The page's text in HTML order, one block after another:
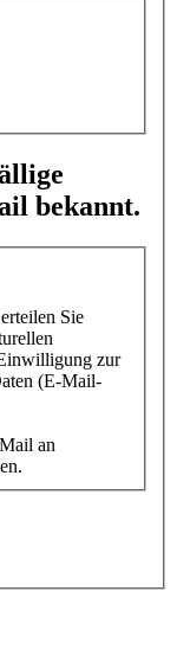
bekannt.
Sie
zur
(E-Mail-
an